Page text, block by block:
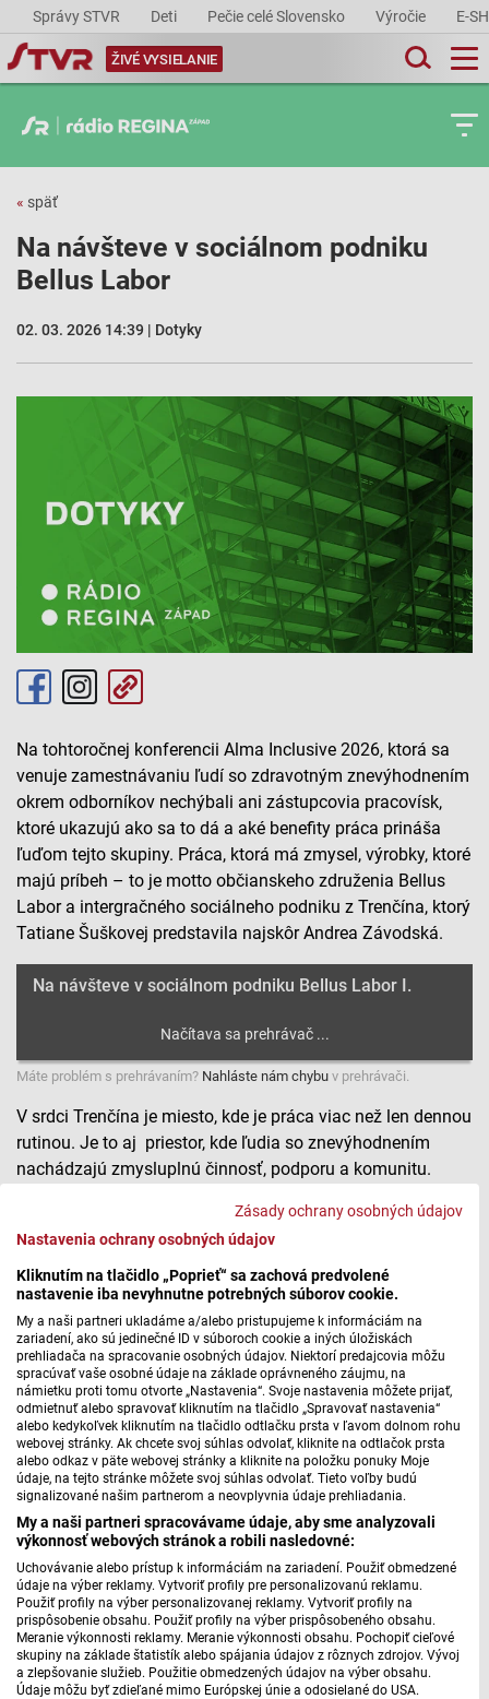
Zásady ochrany osobných údajov
Nastavenia ochrany osobných údajov
Kliknutím na tlačidlo „Poprieť“ sa zachová predvolené
nastavenie iba nevyhnutne potrebných súborov cookie.
My a naši partneri ukladáme a/alebo pristupujeme k informáciám na
zariadení, ako sú jedinečné ID v súboroch cookie a iných úložiskách
prehliadača na spracovanie osobných údajov. Niektorí predajcovia môžu
spracúvať vaše osobné údaje na základe oprávneného záujmu, na
námietku proti tomu otvorte „Nastavenia“. Svoje nastavenia môžete prijať,
odmietnuť alebo spravovať kliknutím na tlačidlo „Spravovať nastavenia“
alebo kedykoľvek kliknutím na tlačidlo odtlačku prsta v ľavom dolnom rohu
webovej stránky. Ak chcete svoj súhlas odvolať, kliknite na odtlačok prsta
alebo odkaz v päte webovej stránky a kliknite na položku ponuky Moje
údaje, na tejto stránke môžete svoj súhlas odvolať. Tieto voľby budú
signalizované našim partnerom a neovplyvnia údaje prehliadania.
My a naši partneri spracovávame údaje, aby sme analyzovali
výkonnosť webových stránok a robili nasledovné:
Uchovávanie alebo prístup k informáciám na zariadení. Použiť obmedzené
údaje na výber reklamy. Vytvoriť profily pre personalizovanú reklamu.
Použiť profily na výber personalizovanej reklamy. Vytvoriť profily na
prispôsobenie obsahu. Použiť profily na výber prispôsobeného obsahu.
Meranie výkonnosti reklamy. Meranie výkonnosti obsahu. Pochopiť cieľové
skupiny na základe štatistík alebo spájania údajov z rôznych zdrojov. Vývoj
a zlepšovanie služieb. Použitie obmedzených údajov na výber obsahu.
Údaje môžu byť zdieľané mimo Európskej únie a odosielané do USA.
Správy STVR Deti Pečie celé Slovensko Výročie E-
ŽIVÉ VYSIELANIE
« späť
Na návšteve v sociálnom podniku
Bellus Labor
02. 03. 2026 14:39 | Dotyky
Na tohtoročnej konferencii Alma Inclusive 2026, ktorá sa
venuje zamestnávaniu ľudí so zdravotným znevýhodnením
okrem odborníkov nechýbali ani zástupcovia pracovísk,
ktoré ukazujú ako sa to dá a aké benefity práca prináša
ľuďom tejto skupiny. Práca, ktorá má zmysel, výrobky, ktoré
majú príbeh – to je motto občianskeho združenia Bellus
Labor a intergračného sociálneho podniku z Trenčína, ktorý
Tatiane Šuškovej predstavila najskôr Andrea Závodská.
Na návšteve v sociálnom podniku Bellus Labor I.
Máte problém s prehrávaním? Nahláste nám chybu v prehrávači.
V srdci Trenčína je miesto, kde je práca viac než len dennou
rutinou. Je to aj priestor, kde ľudia so znevýhodnením
nachádzajú zmysluplnú činnosť, podporu a komunitu.
Bellus Labor je registrovaný sociálny podnik, ktorý
zamestnáva ľudí s rôznymi hendikepmi. Ponúka im
možnosť byť kreatívnymi a zároveň rozvíjať svoje
zručnosti. Tatiana Šušková pokračuje v rozhovore s jeho
zamestnancami a riaditeľkou Andreou Závodskou. Na
otázku čo im práca najviac dáva odpovedá najskôr
Alexandra.
Na návšteve v sociálnom podniku Bellus Labor II.
Máte problém s prehrávaním? Nahláste nám chybu v prehrávači.
Remeselný sociálny podnik Bellus Labor v Trenčíne nie je
len miestom výroby. Je to najmä komunita, kde sa ľudia
učia, pomáhajú si a nachádzajú zmysel vo svojej práci. A
ten potrebuje každý z nás.
Autorka: Tatiana Šušková